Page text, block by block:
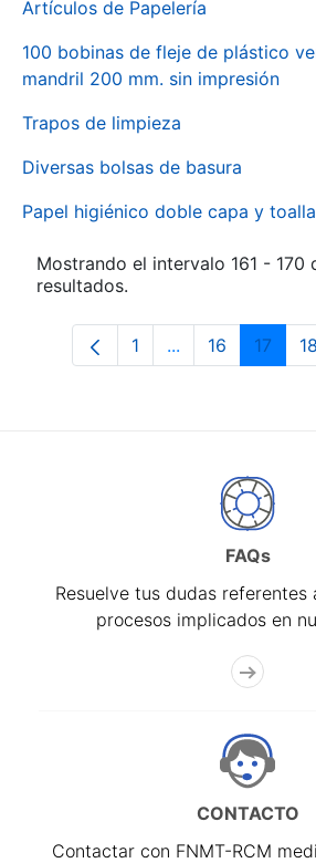
Artículos de Papelería
100 bobinas de fleje de plástico
mandril 200 mm. sin impresión
Trapos de limpieza
Diversas bolsas de basura
Papel higiénico doble capa y
Mostrando el intervalo 161 - 170
resultados.
Página
1 ...PáginasPágina
16 Página
17 18
FAQs
Resuelve tus dudas referentes
procesos implicados en
CONTACTO
Contactar con FNMT-RCM